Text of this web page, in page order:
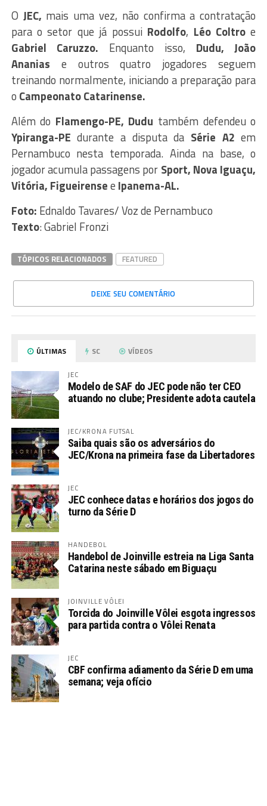
O JEC, mais uma vez, não confirma a contratação
para o setor que já possui Rodolfo, Léo Coltroe
Gabriel Caruzzo. Enquanto isso, Dudu, João
Ananias e outros quatro jogadores seguem
treinando normalmente, iniciando a preparação para
o Campeonato Catarinense.
Além do Flamengo-PE, Dudu também defendeu o
Ypiranga-PE durante a disputa da Série A2 em
Pernambuco nesta temporada. Ainda na base, o
jogador acumula passagens por Sport, Nova Iguaçu,
Vitória, Figueirensee Ipanema-AL.
Foto: Ednaldo Tavares/ Voz de Pernambuco
Texto: Gabriel Fronzi
TÓPICOS RELACIONADOS FEATURED
DEIXE SEU COMENTÁRIO
ÚLTIMAS SC VÍDEOS
JEC
Modelo de SAF do JEC pode não ter CEO
atuando no clube; Presidente adota cautela
JEC/KRONA FUTSAL
Saiba quais são os adversários do
JEC/Krona na primeira fase da Libertadores
JEC
JEC conhece datas e horários dos jogos do
turno da Série D
HANDEBOL
Handebol de Joinville estreia na Liga Santa
Catarina neste sábado em Biguaçu
JOINVILLE VÔLEI
Torcida do Joinville Vôlei esgota ingressos
para partida contra o Vôlei Renata
JEC
CBF confirma adiamento da Série D em uma
semana; veja ofício